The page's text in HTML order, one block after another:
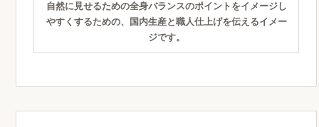
自然に見せるための全身バランスのポイントをイメージし
やすくするための、国内生産と職人仕上げを伝えるイメー
ジです。